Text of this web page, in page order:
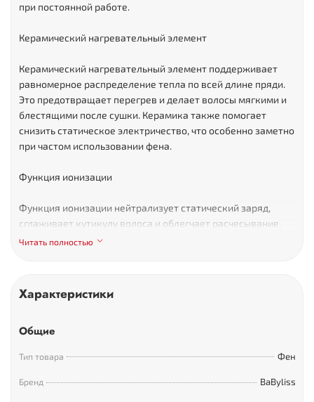
при постоянной работе.
Керамический нагревательный элемент
Керамический нагревательный элемент поддерживает
равномерное распределение тепла по всей длине пряди.
Это предотвращает перегрев и делает волосы мягкими и
блестящими после сушки. Керамика также помогает
снизить статическое электричество, что особенно заметно
при частом использовании фена.
Функция ионизации
Функция ионизации нейтрализует статический заряд,
сглаживает кутикулу волоса и облегчает расчесывание.
После сушки волосы выглядят ухоженными, послушными и
потока дают возможность подстроить фен под структуру
ежедневного использования, более высокая температура
ускоряет укладку густых волос. Подача холодного воздуха
Читать полностью
Характеристики
Общие
Тип товара Фен
Бренд BaByliss